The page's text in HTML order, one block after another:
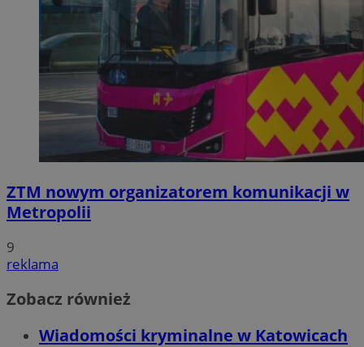
ZTM nowym organizatorem komunikacji w
Metropolii
9
reklama
Zobacz również
Wiadomości kryminalne w Katowicach